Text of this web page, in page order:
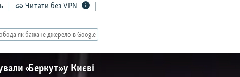
Читати без VPN
як бажане джерело в Google
«Беркут» у Києві